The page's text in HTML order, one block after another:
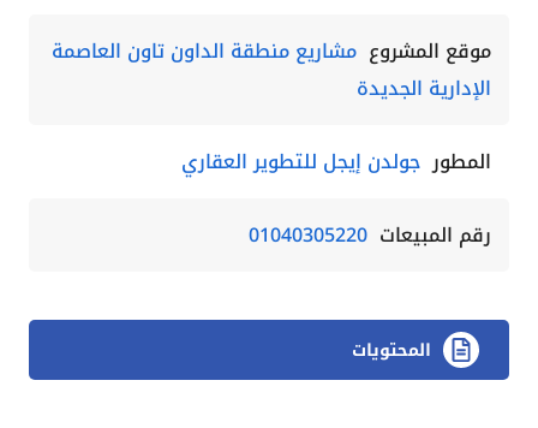
موقع المشروع مشاريع منطقة الداون تاون العاصمة
الإدارية الجديدة
المطور جولدن إيجل للتطوير العقاري
رقم المبيعات 01040305220
المحتويات